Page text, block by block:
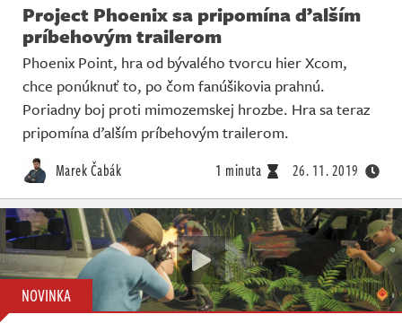
Project Phoenix sa pripomína ďalším
príbehovým trailerom
Phoenix Point, hra od bývalého tvorcu hier Xcom,
chce ponúknuť to, po čom fanúšikovia prahnú.
Poriadny boj proti mimozemskej hrozbe. Hra sa teraz
pripomína ďalším príbehovým trailerom.
Marek Čabák 1 minuta 26. 11. 2019
NOVINKA